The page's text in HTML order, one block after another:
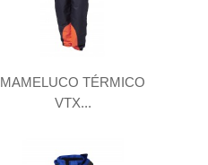
MAMELUCO TÉRMICO
VTX...